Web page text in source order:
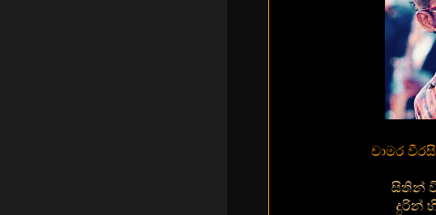
චාමර
සිතින්
දුරින්